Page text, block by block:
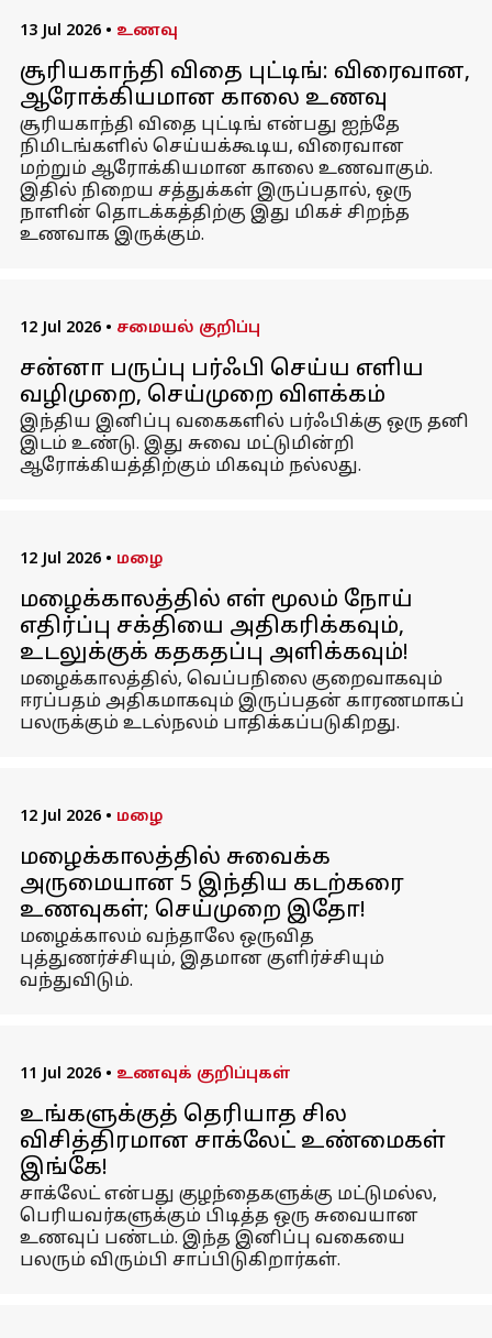
13 Jul 2026 • உணவு
சூரியகாந்தி விதை புட்டிங்: விரைவான,
ஆரோக்கியமான காலை உணவு
சூரியகாந்தி விதை புட்டிங் என்பது ஐந்தே
நிமிடங்களில் செய்யக்கூடிய, விரைவான
மற்றும் ஆரோக்கியமான காலை உணவாகும்.
இதில் நிறைய சத்துக்கள் இருப்பதால், ஒரு
நாளின் தொடக்கத்திற்கு இது மிகச் சிறந்த
உணவாக இருக்கும்.
12 Jul 2026 • சமையல் குறிப்பு
சன்னா பருப்பு பர்ஃபி செய்ய எளிய
வழிமுறை, செய்முறை விளக்கம்
இந்திய இனிப்பு வகைகளில் பர்ஃபிக்கு ஒரு தனி
இடம் உண்டு. இது சுவை மட்டுமின்றி
ஆரோக்கியத்திற்கும் மிகவும் நல்லது.
12 Jul 2026 • மழை
மழைக்காலத்தில் எள் மூலம் நோய்
எதிர்ப்பு சக்தியை அதிகரிக்கவும்,
உடலுக்குக் கதகதப்பு அளிக்கவும்!
மழைக்காலத்தில், வெப்பநிலை குறைவாகவும்
ஈரப்பதம் அதிகமாகவும் இருப்பதன் காரணமாகப்
பலருக்கும் உடல்நலம் பாதிக்கப்படுகிறது.
12 Jul 2026 • மழை
மழைக்காலத்தில் சுவைக்க
அருமையான 5 இந்திய கடற்கரை
உணவுகள்; செய்முறை இதோ!
மழைக்காலம் வந்தாலே ஒருவித
புத்துணர்ச்சியும், இதமான குளிர்ச்சியும்
வந்துவிடும்.
11 Jul 2026 • உணவுக் குறிப்புகள்
உங்களுக்குத் தெரியாத சில
விசித்திரமான சாக்லேட் உண்மைகள்
இங்கே!
சாக்லேட் என்பது குழந்தைகளுக்கு மட்டுமல்ல,
பெரியவர்களுக்கும் பிடித்த ஒரு சுவையான
உணவுப் பண்டம். இந்த இனிப்பு வகையை
பலரும் விரும்பி சாப்பிடுகிறார்கள்.